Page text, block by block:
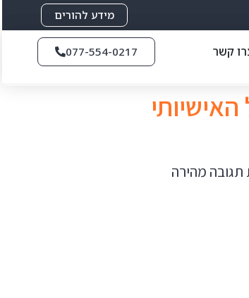
מידע להורים
קשר 077-554-0217
תגובה מהירה